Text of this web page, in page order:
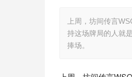
上周，坊间传言
持这场牌局的人就
捧场。